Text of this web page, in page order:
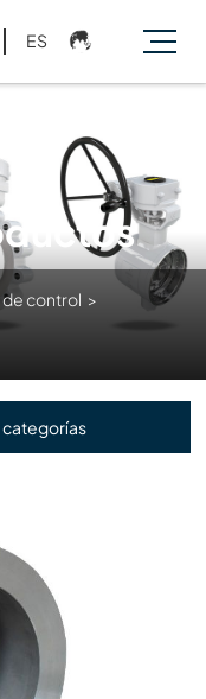
ES
de control >
categorías